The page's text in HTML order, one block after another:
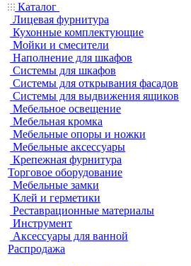
Каталог
Лицевая фурнитура
Кухонные комплектующие
Мойки и смесители
Наполнение для шкафов
Системы для шкафов
Системы для открывания фасадов
Системы для выдвижения ящиков
Мебельное освещение
Мебельная кромка
Мебельные опоры и ножки
Мебельные аксессуары
Крепежная фурнитура
Торговое оборудование
Мебельные замки
Клей и герметики
Реставрационные материалы
Инструмент
Аксессуары для ванной
Распродажа